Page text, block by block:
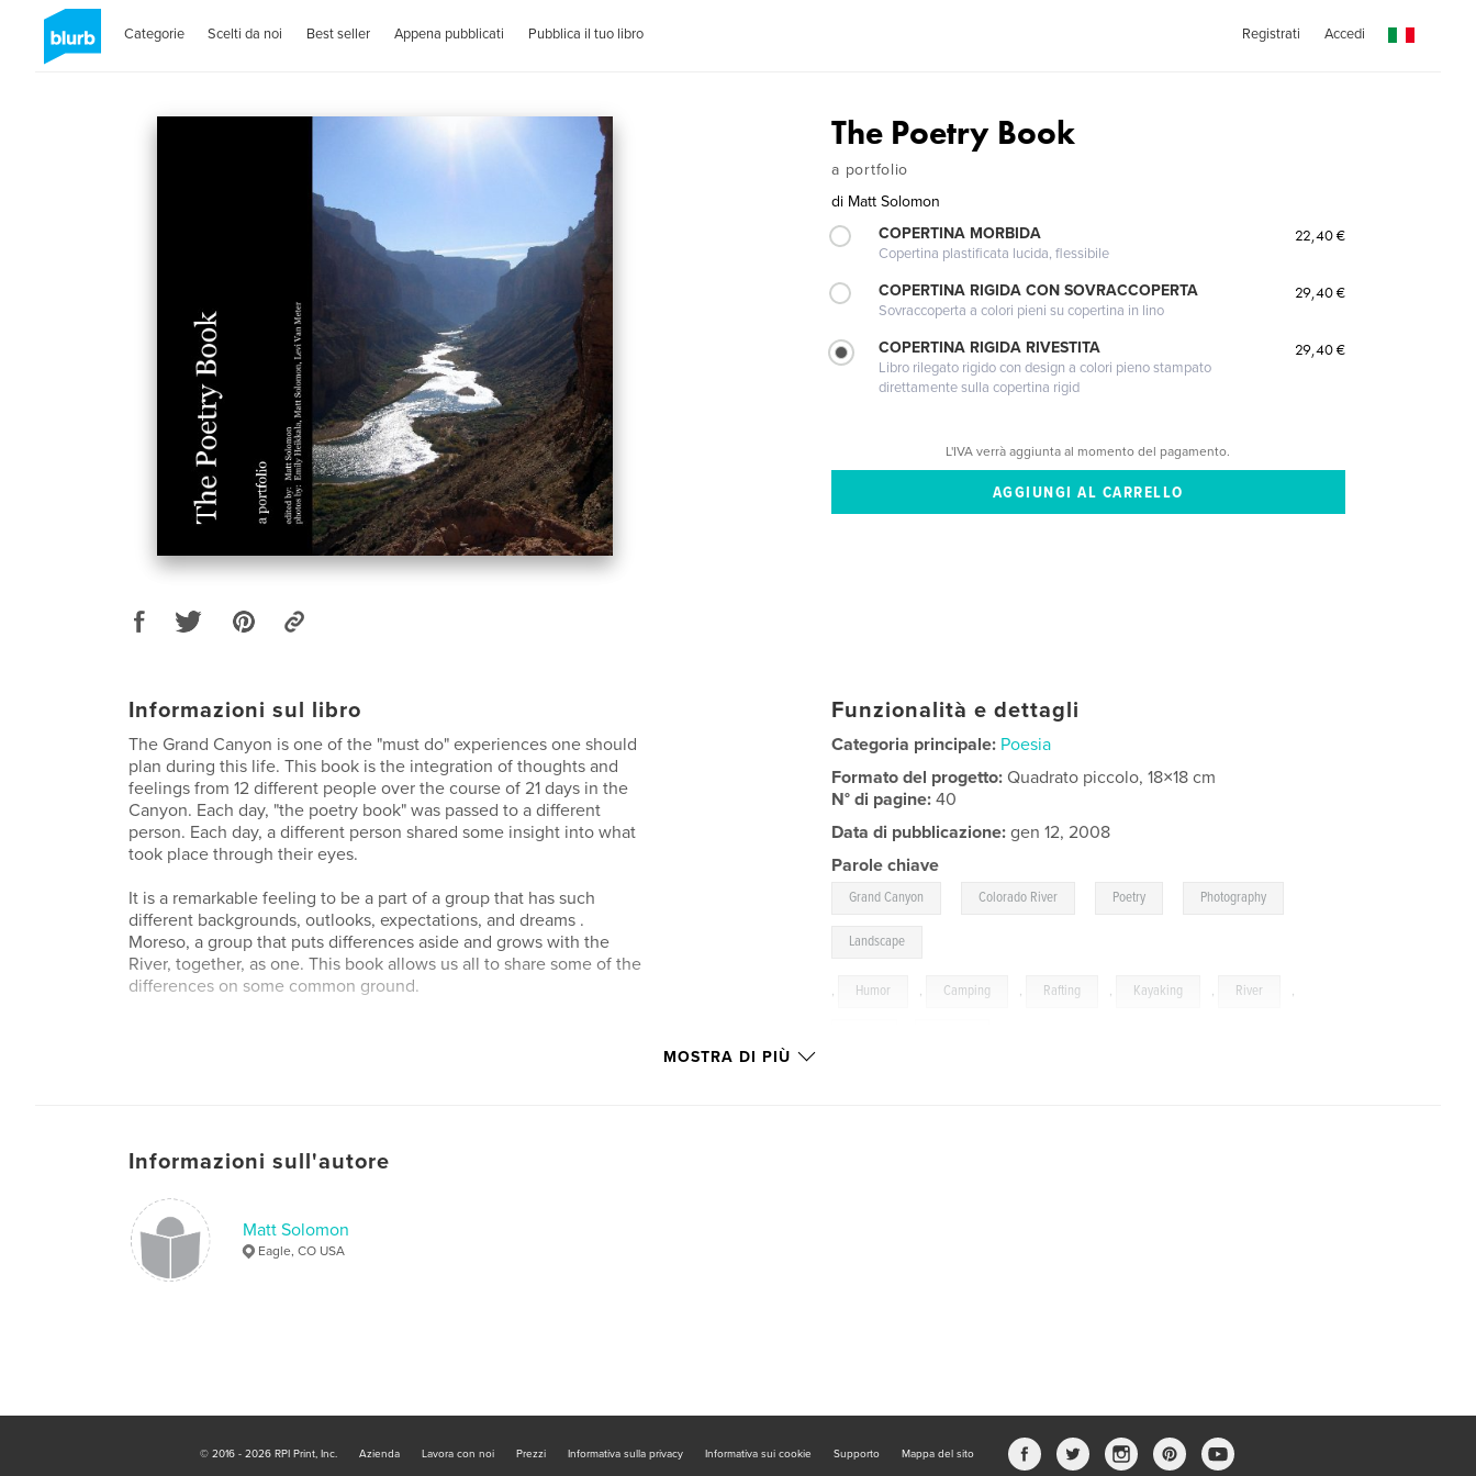
Categorie Scelti da noi Best seller Appena pubblicati Pubblica il tuo libro Registrati Accedi
The Poetry Book
a portfolio
di Matt Solomon
COPERTINA MORBIDA
Copertina plastificata lucida, flessibile
22,40 €
COPERTINA RIGIDA CON SOVRACCOPERTA
Sovraccoperta a colori pieni su copertina in lino
29,40 €
COPERTINA RIGIDA RIVESTITA
Libro rilegato rigido con design a colori pieno stampato
direttamente sulla copertina rigid
29,40 €
L'IVA verrà aggiunta al momento del pagamento.
Informazioni sul libro
The Grand Canyon is one of the "must do" experiences one should
plan during this life. This book is the integration of thoughts and
feelings from 12 different people over the course of 21 days in the
Canyon. Each day, "the poetry book" was passed to a different
person. Each day, a different person shared some insight into what
took place through their eyes.
It is a remarkable feeling to be a part of a group that has such
different backgrounds, outlooks, expectations, and dreams .
Moreso, a group that puts differences aside and grows with the
River, together, as one. This book allows us all to share some of the
differences on some common ground.
Funzionalità e dettagli
Categoria principale: Poesia
Formato del progetto:Quadrato piccolo, 18×18 cm
N° di pagine:40
Data di pubblicazione: gen 12, 2008
Parole chiave
Grand Canyon Colorado River Poetry Photography
Landscape
, Humor , Camping , Rafting , Kayaking , River ,
MOSTRA DI PIÙ
Informazioni sull'autore
Matt Solomon
Eagle, CO USA
© 2016 - 2026 RPI Print, Inc. Azienda Lavora con noi Prezzi Informativa sulla privacy Informativa sui cookie Supporto Mappa del sito